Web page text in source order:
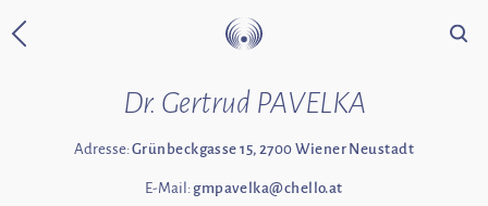
Zurück zur Startseite Suche
Dr. Gertrud PAVELKA
Adresse:Grünbeckgasse 15, 2700 Wiener Neustadt
E-Mail: gmpavelka@chello.at